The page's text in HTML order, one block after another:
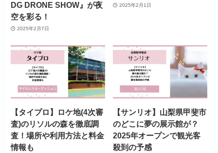
DG DRONE SHOW』が夜
空を彩る！
2025年2月7日
2025年2月1日
【タイプロ】ロケ地(4次審
査)のリソルの森を徹底調
査！場所や利用方法と料金
情報も
【サンリオ】山梨県甲斐市
のどこに夢の展示館が？
2025年オープンで観光客
殺到の予感